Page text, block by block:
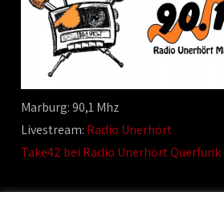
Marburg: 90,1 Mhz
Livestream: Radio Unerhört
Take42 bei Radio Unerhört Querfunk